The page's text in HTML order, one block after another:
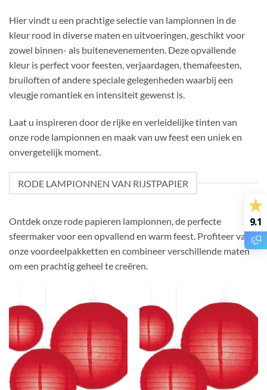
Hier vindt u een prachtige selectie van lampionnen in de
kleur rood in diverse maten en uitvoeringen, geschikt voor
zowel binnen- als buitenevenementen. Deze opvallende
kleur is perfect voor feesten, verjaardagen, themafeesten,
bruiloften of andere speciale gelegenheden waarbij een
vleugje romantiek en intensiteit gewenst is.
Laat u inspireren door de rijke en verleidelijke tinten van
onze rode lampionnen en maak van uw feest een uniek en
onvergetelijk moment.
RODE LAMPIONNEN VAN RIJSTPAPIER
Ontdek onze rode papieren lampionnen, de perfecte
sfeermaker voor een opvallend en warm feest. Profiteer van
onze voordeelpakketten en combineer verschillende maten
om een prachtig geheel te creëren.
9.1